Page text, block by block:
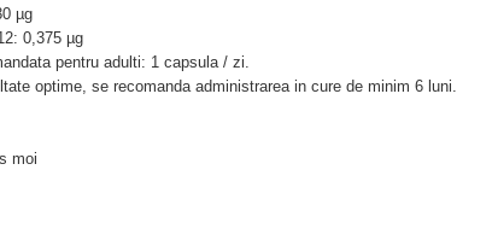
µg
0,375 µg
pentru adulti: 1 capsula / zi.
optime, se recomanda administrarea in cure de minim 6 luni.
moi